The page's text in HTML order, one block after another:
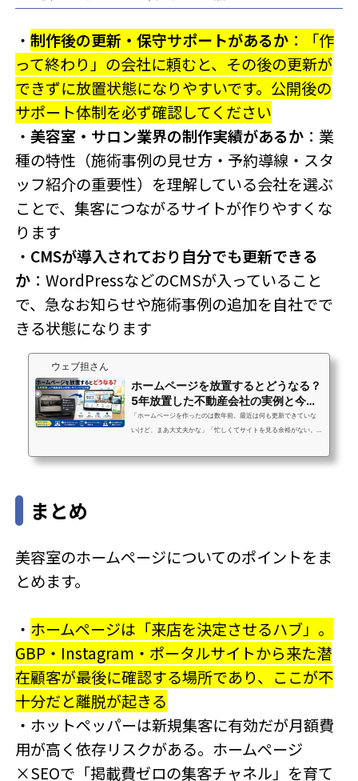
・制作後の更新・保守サポートがあるか ：「作
って終わり」の会社に頼むと、その後の更新が
できずに放置状態になりやすいです。公開後の
サポート体制を必ず確認してください
・美容室・サロン業界の制作実績があるか ：業
種の特性（施術事例の見せ方・予約導線・スタ
ッフ紹介の重要性）を理解している会社を選ぶ
ことで、集客につながるサイトが作りやすくな
ります
・ CMSが導入されており自分でも更新できる
か ：WordPressなどのCMSが入っていること
で、急なお知らせや施術事例の追加を自社でで
きる状態になります
ウェブ担さん
ホームページを放置するとどうなる？
5年放置した不動産会社の実例と今す
ぐできる対策
「ホームページを作ったのは数年前。最近は何も更新できていな
いけど、まあ大丈夫かな」「忙しくてサイトを見る余裕がない。
につながっているのかどうかもわからない」こういった状況の中
まとめ
美容室のホームページについてのポイントをま
とめます。
・ ホームページは「来店を決定させるハブ」。
GBP・Instagram・ポータルサイトから来た潜
在顧客が最後に確認する場所であり、ここが不
十分だと離脱が起きる
・ホットペッパーは新規集客に有効だが月額費
用が高く依存リスクがある。ホームページ
×SEOで「掲載費ゼロの集客チャネル」を育て